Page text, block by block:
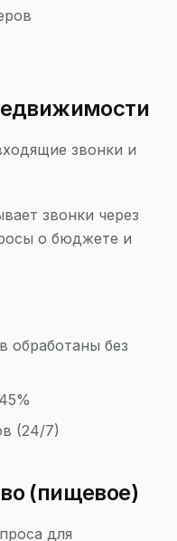
звонки и
звонки через
о бюджете и
обработаны без
(24/7)
(пищевое)
для